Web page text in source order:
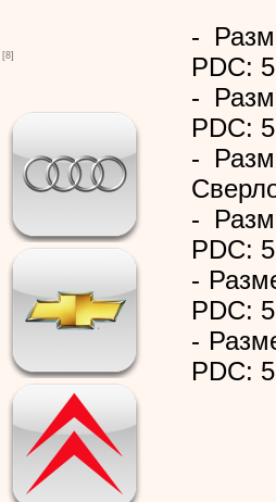
[8]
-
PDC:
-
PDC:
-
-
PDC:
-
PDC:
-
PDC: